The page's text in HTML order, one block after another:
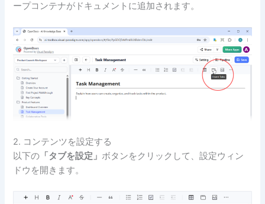
ープコンテナがドキュメントに追加されます。
2. コンテンツを設定する
以下の 「タブを設定」 ボタンをクリックして、設定ウィン
ドウを開きます。